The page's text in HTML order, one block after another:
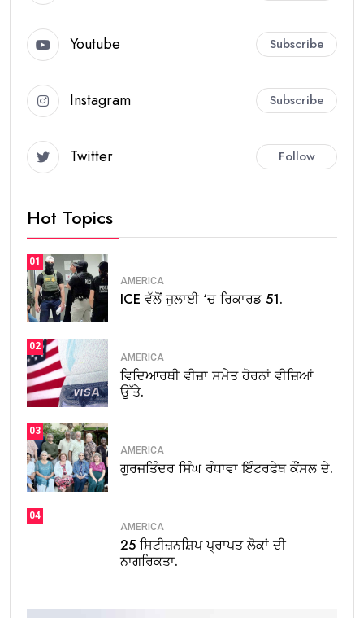
Youtube Subscribe
Instagram Subscribe
Twitter Follow
Hot Topics
01
AMERICA
ICE ਵੱਲੋਂ ਜੁਲਾਈ ‘ਚ ਰਿਕਾਰਡ 51.
02
AMERICA
ਵਿਦਿਆਰਥੀ ਵੀਜ਼ਾ ਸਮੇਤ ਹੋਰਨਾਂ ਵੀਜ਼ਿਆਂ
ਉੱਤੇ.
03
AMERICA
ਗੁਰਜਤਿੰਦਰ ਸਿੰਘ ਰੰਧਾਵਾ ਇੰਟਰਫੇਥ ਕੌਂਸਲ ਦੇ.
04
AMERICA
25 ਸਿਟੀਜ਼ਨਸ਼ਿਪ ਪ੍ਰਾਪਤ ਲੋਕਾਂ ਦੀ
ਨਾਗਰਿਕਤਾ.